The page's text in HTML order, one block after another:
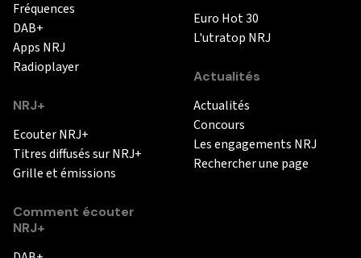
Fréquences
DAB+
Apps NRJ
Radioplayer
NRJ+
Ecouter NRJ+
Titres diffusés sur NRJ+
Grille et émissions
Comment écouter
NRJ+
Euro Hot 30
L'utratop NRJ
Actualités
Actualités
Concours
Les engagements NRJ
Rechercher une page